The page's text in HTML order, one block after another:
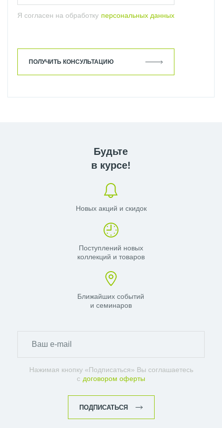
Я согласен на обработку персональных данных
ПОЛУЧИТЬ КОНСУЛЬТАЦИЮ
Будьте
в курсе!
Новых акций и скидок
Поступлений новых
коллекций и товаров
Ближайших событий
и семинаров
Нажимая кнопку «Подписаться» Вы соглашаетесь
с договором оферты
ПОДПИСАТЬСЯ